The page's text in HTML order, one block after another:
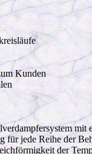
Kunden
mit
für jede Reihe der
der